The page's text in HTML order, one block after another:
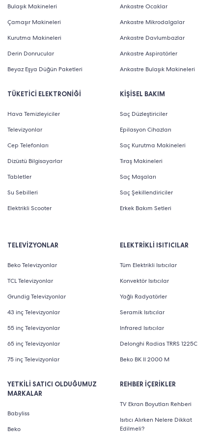
Bulaşık Makineleri
Çamaşır Makineleri
Kurutma Makineleri
Derin Donrucular
Beyaz Eşya Düğün Paketleri
TÜKETİCİ ELEKTRONİĞİ
Hava Temizleyiciler
Televizyonlar
Cep Telefonları
Dizüstü Bilgisayarlar
Tabletler
Su Sebilleri
Elektrikli Scooter
Ankastre Ocaklar
Ankastre Mikrodalgalar
Ankastre Davlumbazlar
Ankastre Aspiratörler
Ankastre Bulaşık Makineleri
KİŞİSEL BAKIM
Saç Düzleştiriciler
Epilasyon Cihazları
Saç Kurutma Makineleri
Tıraş Makineleri
Saç Maşaları
Saç Şekillendiriciler
Erkek Bakım Setleri
TELEVİZYONLAR
Beko Televizyonlar
TCL Televizyonlar
Grundig Televizyonlar
43 inç Televizyonlar
55 inç Televizyonlar
65 inç Televizyonlar
75 inç Televizyonlar
YETKİLİ SATICI OLDUĞUMUZ
MARKALAR
Babyliss
Beko
ELEKTRİKLİ ISITICILAR
Tüm Elektrikli Isıtıcılar
Konvektör Isıtıcılar
Yağlı Radyatörler
Seramik Isıtıcılar
Infrared Isıtıcılar
Delonghi Radias TRRS 1225C
Beko BK II 2000 M
REHBER İÇERİKLER
TV Ekran Boyutları Rehberi
Isıtıcı Alırken Nelere Dikkat
Edilmeli?